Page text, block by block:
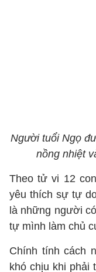
Người tuổi Ngọ
nồng nhiệt
Theo tử vi 12
yêu thích sự tự
là những người
tự mình làm chủ
Chính tính cách
khó chịu khi phải